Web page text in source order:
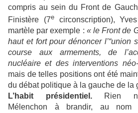
compris au sein du Front de
Finistère (7ecirconscription),
martèle par exemple : « le Front de
haut et fort pour dénoncer l’“union
course aux armements, de
nucléaire et des interventions
mais de telles positions ont été
du débat politique à la gauche de la
L’habit présidentiel.Rien
Mélenchon à brandir, au